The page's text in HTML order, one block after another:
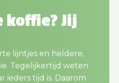
koffie? Jij
lijntjes en heldere,
Tegelijkertijd weten
ieders tijd is. Daarom